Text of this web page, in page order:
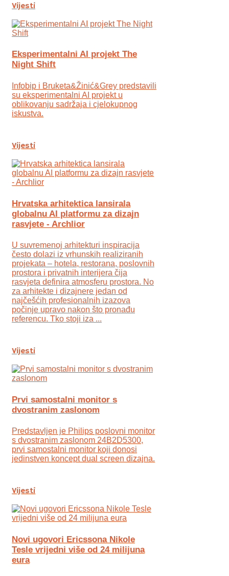
Vijesti
Eksperimentalni AI projekt The
Night Shift
Infobip i Bruketa&Žinić&Grey predstavili
su eksperimentalni AI projekt u
oblikovanju sadržaja i cjelokupnog
iskustva.
Vijesti
Hrvatska arhitektica lansirala
globalnu AI platformu za dizajn
rasvjete - Archlior
U suvremenoj arhitekturi inspiracija
često dolazi iz vrhunskih realiziranih
projekata – hotela, restorana, poslovnih
prostora i privatnih interijera čija
rasvjeta definira atmosferu prostora. No
za arhitekte i dizajnere jedan od
najčešćih profesionalnih izazova
počinje upravo nakon što pronađu
referencu. Tko stoji iza ...
Vijesti
Prvi samostalni monitor s
dvostranim zaslonom
Predstavljen je Philips poslovni monitor
s dvostranim zaslonom 24B2D5300,
prvi samostalni monitor koji donosi
jedinstven koncept dual screen dizajna.
Vijesti
Novi ugovori Ericssona Nikole
Tesle vrijedni više od 24 milijuna
eura